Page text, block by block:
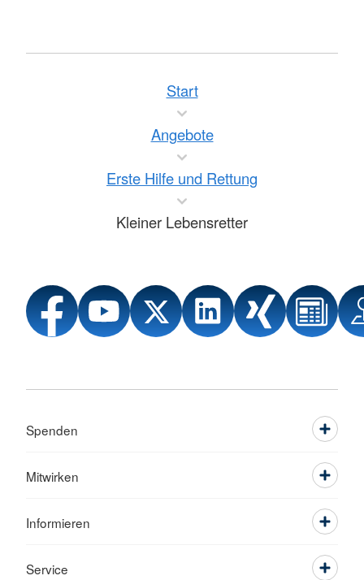
Start
Angebote
Erste Hilfe und Rettung
Kleiner Lebensretter
Spenden
Mitwirken
Informieren
Service